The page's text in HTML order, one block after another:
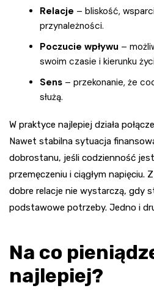
Relacje – bliskość,
przynależności.
Poczucie wpływu –
swoim czasie i kierunku
Sens – przekonanie, że
służą.
W praktyce najlepiej działa
Nawet stabilna sytuacja
dobrostanu, jeśli codzienność
przemęczeniu i ciągłym napięciu.
dobre relacje nie wystarczą, gdy
podstawowe potrzeby. Jedno i
Na co
najlepiej?